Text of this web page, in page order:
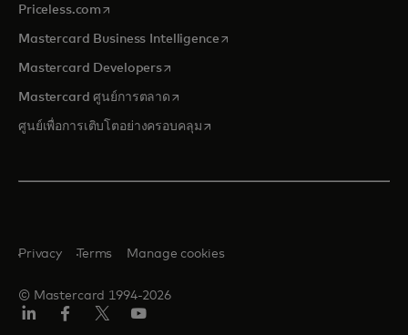
Priceless.com opens in a new tab
Mastercard Business Intelligenceopens in a new tab
Mastercard Developersopens in a new tab
Mastercard ศูนย์การตลาด opens in a new tab
ศูนย์เพื่อการเติบโตอย่างครอบคลุมopens in a new tab
© Mastercard 1994-2026
Privacy Terms Manage cookies